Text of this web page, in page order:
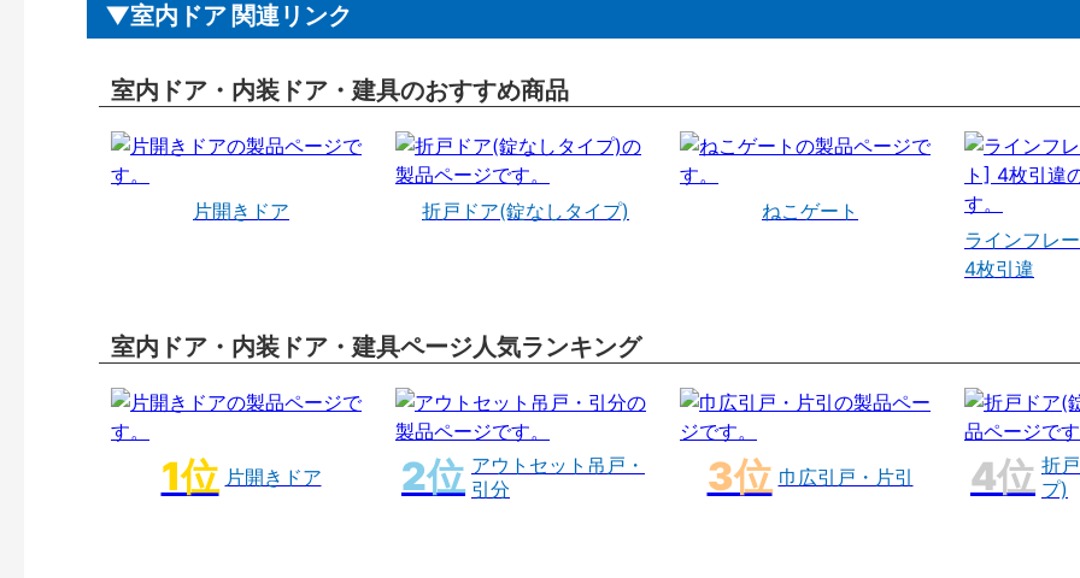
室内ドア 関連リンク
室内ドア・内装ドア・建具のおすすめ商品
片開きドア 折戸ドア(錠なしタイプ)
ねこゲート
ラインフレ
4枚引違
室内ドア・内装ドア・建具ページ人気ランキング
片開きドア
アウトセット吊戸・
引分
巾広引戸・片引
折
プ)